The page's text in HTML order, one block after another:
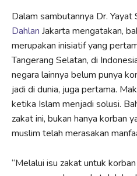
Dalam sambutannya Dr. Yayat
Dahlan Jakarta mengatakan,
merupakan inisiatif yang
Tangerang Selatan, di
negara lainnya belum punya
jadi di dunia, juga pertama.
ketika Islam menjadi solusi.
zakat ini, bukan hanya korban
muslim telah merasakan
“Melalui isu zakat untuk